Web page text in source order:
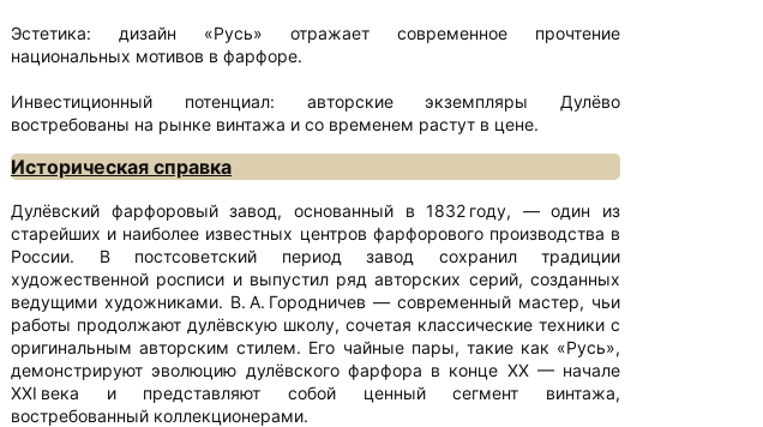
Эстетика: дизайн «Русь» отражает современное прочтение
национальных мотивов в фарфоре.
Инвестиционный потенциал: авторские экземпляры Дулёво
востребованы на рынке винтажа и со временем растут в цене.
Историческая справка
Дулёвский фарфоровый завод, основанный в 1832 году, — один из
старейших и наиболее известных центров фарфорового производства в
России. В постсоветский период завод сохранил традиции
художественной росписи и выпустил ряд авторских серий, созданных
ведущими художниками. В. А. Городничев — современный мастер, чьи
работы продолжают дулёвскую школу, сочетая классические техники с
оригинальным авторским стилем. Его чайные пары, такие как «Русь»,
демонстрируют эволюцию дулёвского фарфора в конце XX — начале
XXI века и представляют собой ценный сегмент винтажа,
востребованный коллекционерами.